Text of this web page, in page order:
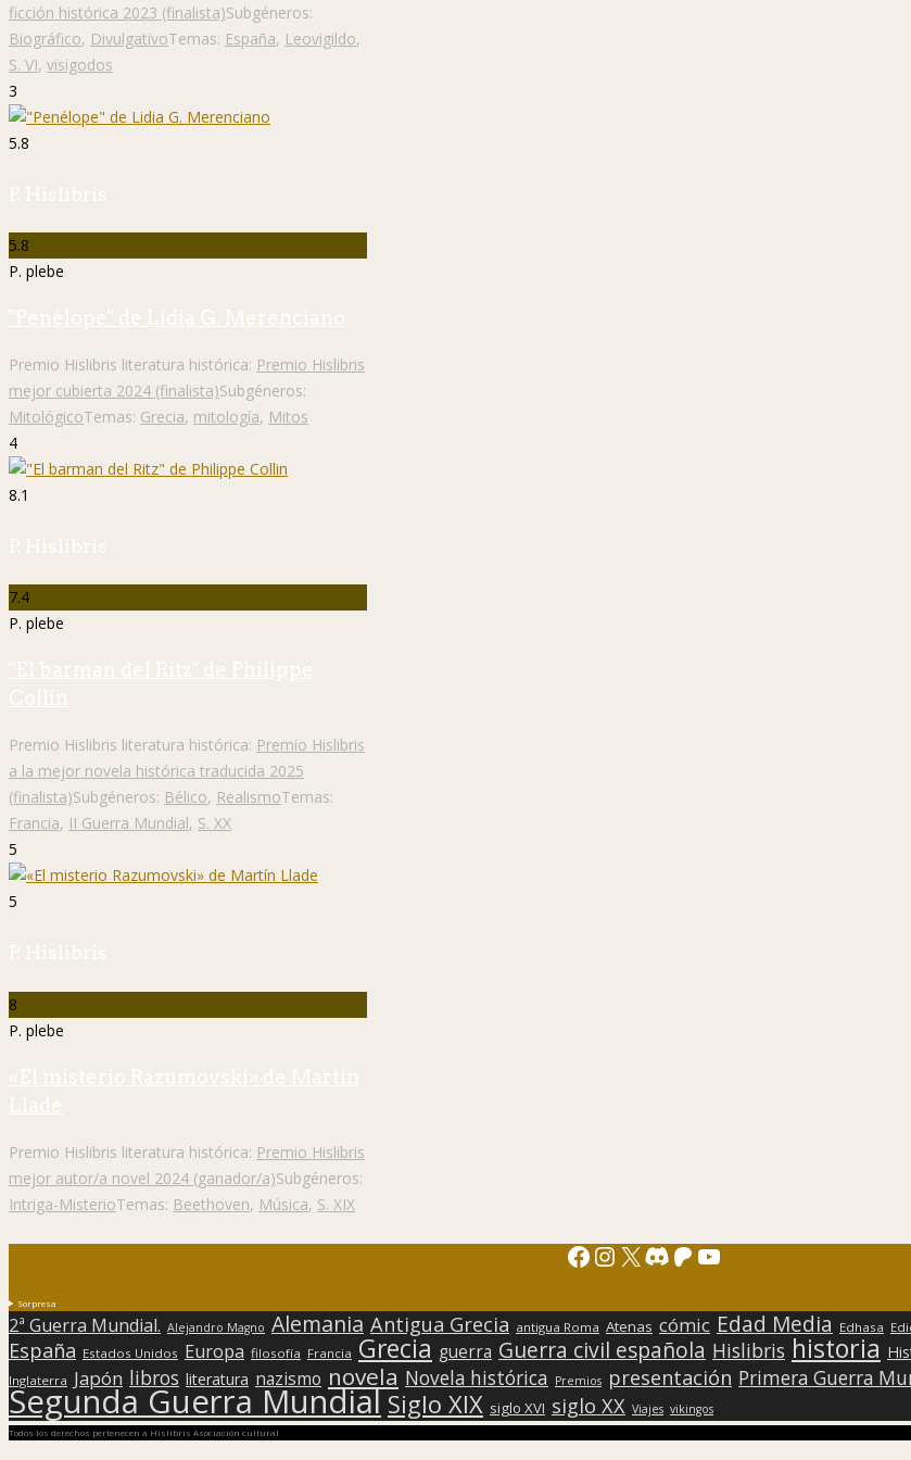
ficción histórica 2023 (finalista)Subgéneros:
Biográfico, DivulgativoTemas: España, Leovigildo,
S. VI, visigodos
3
5.8
P. Hislibris
5.8
P. plebe
"Penélope" de Lidia G. Merenciano
Premio Hislibris literatura histórica: Premio Hislibris
mejor cubierta 2024 (finalista)Subgéneros:
MitológicoTemas: Grecia, mitología, Mitos
4
8.1
P. Hislibris
7.4
P. plebe
"El barman del Ritz" de Philippe
Collin
Premio Hislibris literatura histórica: Premio Hislibris
a la mejor novela histórica traducida 2025
(finalista)Subgéneros: Bélico, RealismoTemas:
Francia, II Guerra Mundial, S. XX
5
5
P. Hislibris
8
P. plebe
«El misterio Razumovski» de Martín
Llade
Premio Hislibris literatura histórica: Premio Hislibris
mejor autor/a novel 2024 (ganador/a)Subgéneros:
Intriga-MisterioTemas: Beethoven, Música, S. XIX
Facebook
Instagram
X Discord
Patreon
YouTube
Sorpresa
2ª Guerra Mundial. Alejandro Magno Alemania Antigua Grecia antigua Roma Atenas cómic Edad Media Edhasa
España Estados Unidos Europa filosofía Francia Grecia guerra Guerra civil española Hislibris historia
Inglaterra Japón libros literatura nazismo novela Novela histórica Premios presentación Primera Guerra
Segunda Guerra Mundial Siglo XIX siglo XVI siglo XX Viajes vikingos
Todos los derechos pertenecen a Hislibris Asociación cultural